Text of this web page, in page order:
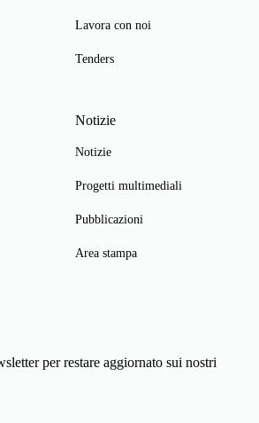
Lavora con noi
Tenders
Notizie
Notizie
Progetti multimediali
Pubblicazioni
Area stampa
per restare aggiornato sui nostri